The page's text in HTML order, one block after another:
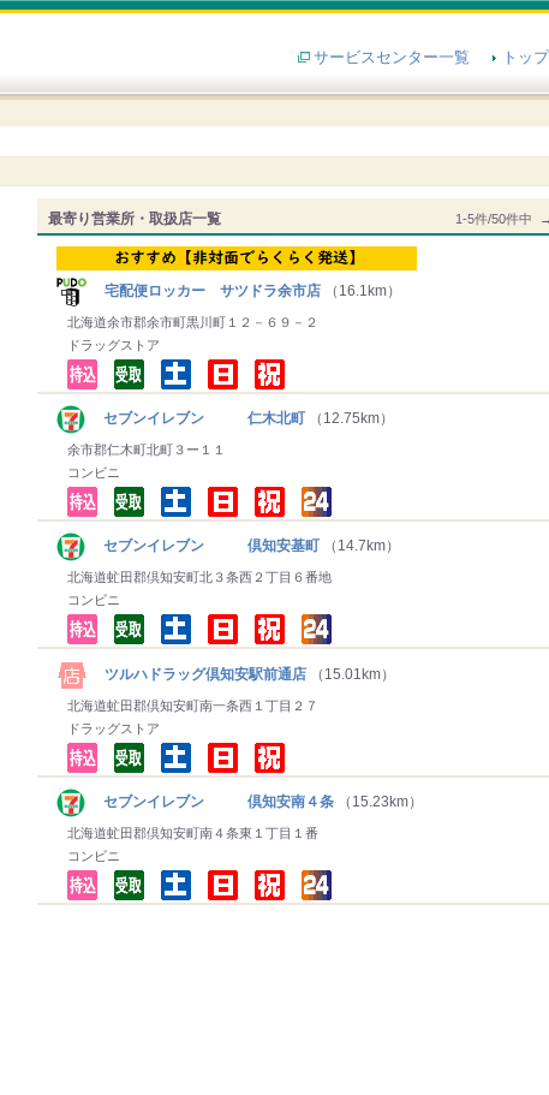
サービスセンター一覧
トッ
最寄り営業所・取扱店一覧 1-5件/50件中 →
宅配便ロッカー サツドラ余市店 （16.1km）
北海道余市郡余市町黒川町１２－６９－２
ドラッグストア
セブンイレブン 仁木北町 （12.75km）
余市郡仁木町北町３ー１１
コンビニ
セブンイレブン 倶知安基町 （14.7km）
北海道虻田郡倶知安町北３条西２丁目６番地
コンビニ
ツルハドラッグ倶知安駅前通店 （15.01km）
北海道虻田郡倶知安町南一条西１丁目２７
ドラッグストア
セブンイレブン 倶知安南４条 （15.23km）
北海道虻田郡倶知安町南４条東１丁目１番
コンビニ